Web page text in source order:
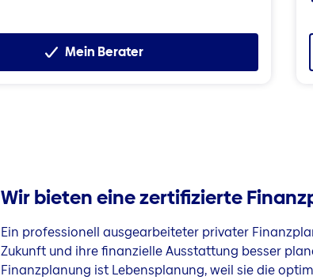
Mein Berater
Wir bieten eine zertifizierte
Ein professionell ausgearbeiteter privater
Zukunft und ihre finanzielle Ausstattung besser
Finanzplanung ist Lebensplanung, weil sie die